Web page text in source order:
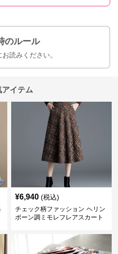
のルール
読みください。
イテム
¥6,940 (税込)
チェック柄ファッション ヘリン
ボーン調ミモレフレアスカート